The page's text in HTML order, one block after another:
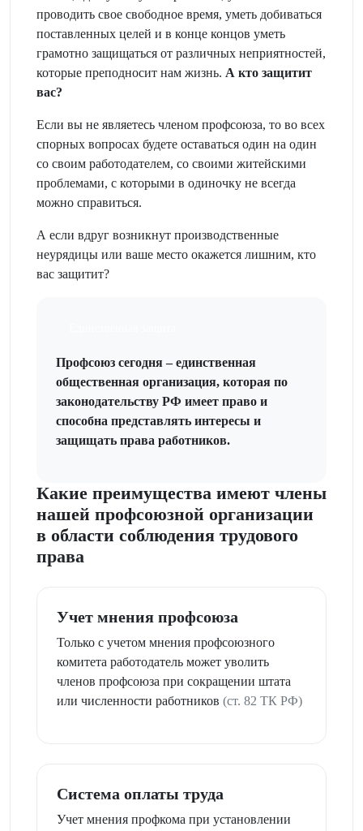
проводить свое свободное время, уметь добиваться
поставленных целей и в конце концов уметь
грамотно защищаться от различных неприятностей,
которые преподносит нам жизнь. А кто защитит
вас?
Если вы не являетесь членом профсоюза, то во всех
спорных вопросах будете оставаться один на один
со своим работодателем, со своими житейскими
проблемами, с которыми в одиночку не всегда
можно справиться.
А если вдруг возникнут производственные
неурядицы или ваше место окажется лишним, кто
вас защитит?
Профсоюз сегодня – единственная
общественная организация, которая по
законодательству РФ имеет право и
способна представлять интересы и
защищать права работников.
Какие преимущества имеют члены
нашей профсоюзной организации
в области соблюдения трудового
права
Учет мнения профсоюза
Только с учетом мнения профсоюзного
комитета работодатель может уволить
членов профсоюза при сокращении штата
или численности работников (ст. 82 ТК РФ)
Система оплаты труда
Учет мнения профкома при установлении